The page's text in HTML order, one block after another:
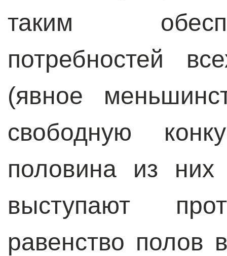
таким
потребностей
(явное
свободную
половина из
выступают
равенство полов